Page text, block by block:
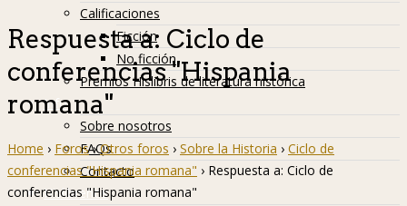
Calificaciones
Ficción
No ficción
Premios Hislibris de literatura histórica
Info
Sobre nosotros
FAQs
Contacto
Hislibreños
Respuesta a: Ciclo de
conferencias "Hispania
romana"
Home › Foros › Otros foros › Sobre la Historia › Ciclo de
conferencias "Hispania romana" › Respuesta a: Ciclo de
conferencias "Hispania romana"